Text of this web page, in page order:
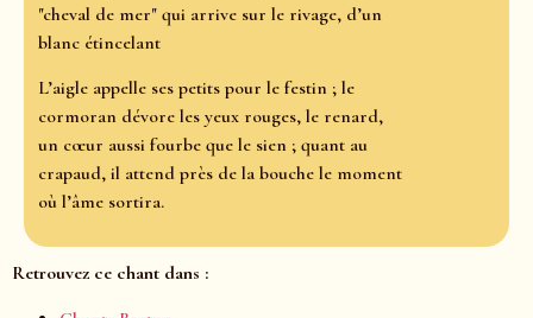
"cheval de mer" qui arrive sur le rivage, d’un
blanc étincelant
L’aigle appelle ses petits pour le festin ; le
cormoran dévore les yeux rouges, le renard,
un cœur aussi fourbe que le sien ; quant au
crapaud, il attend près de la bouche le moment
où l’âme sortira.
Retrouvez ce chant dans :